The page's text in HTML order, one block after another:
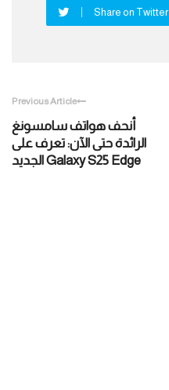
Share on Twitter
Previous Article
أنحف هواتف سامسونغ
الرائدة حتى الآن: تعرف على
Galaxy S25 Edge الجديد